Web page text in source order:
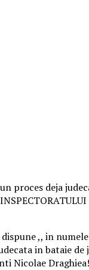
proces deja
,, in
in bataie
Nicolae